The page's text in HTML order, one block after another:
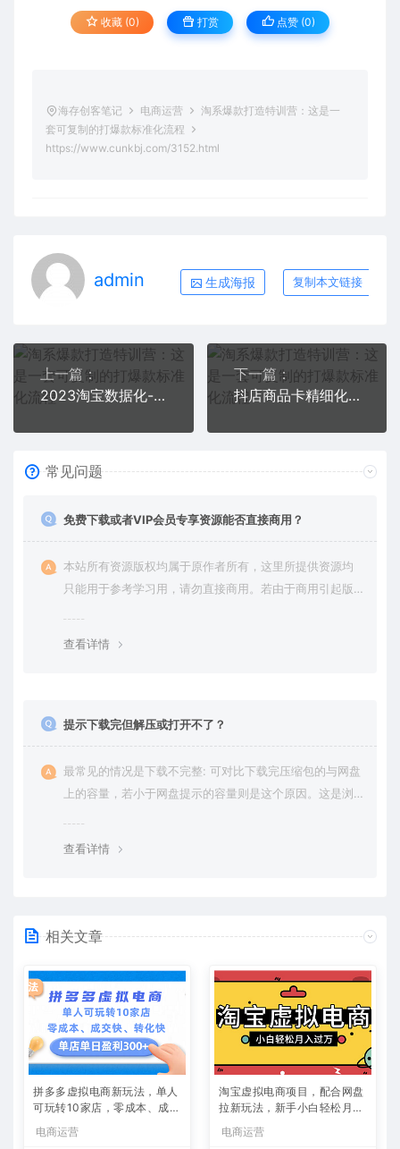
收藏 (0) 打赏 点赞 (0)
海存创客笔记 电商运营
淘系爆款打造特训营：这是一
套可复制的打爆款标准化流程
https://www.cunkbj.com/3152.html
admin 生成海报 复制本文链接
上一篇：
2023淘宝数据化-运营 14式，深度解析数据化知识，帮你从小白成长为高级运营
下一篇：
抖店商品卡精细化运营实操班：选品运营、达人玩法、商品卡自然流、抖店起店
常见问题
免费下载或者VIP会员专享资源能否直接商用？
本站所有资源版权均属于原作者所有，这里所提供资源均
只能用于参考学习用，请勿直接商用。若由于商用引起版
查看详情
提示下载完但解压或打开不了？
最常见的情况是下载不完整: 可对比下载完压缩包的与网盘
上的容量，若小于网盘提示的容量则是这个原因。这是浏
查看详情
相关文章
拼多多虚拟电商新玩法，单人
可玩转10家店，零成本、成交
快、转化快，单店单日可盈利
300+
电商运营
淘宝虚拟电商项目，配合网盘
拉新玩法，新手小白轻松月入
过万，外面收费1980的项
目！
电商运营